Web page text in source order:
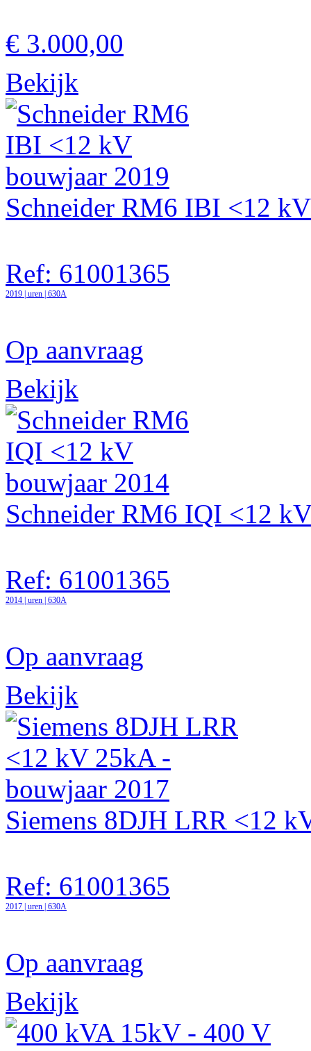
€ 3.000,00
Bekijk
Schneider RM6 IBI <12
Ref: 61001365
2019 | uren | 630A
Op aanvraag
Bekijk
Schneider RM6 IQI <12
Ref: 61001365
2014 | uren | 630A
Op aanvraag
Bekijk
Siemens 8DJH LRR <12
Ref: 61001365
2017 | uren | 630A
Op aanvraag
Bekijk